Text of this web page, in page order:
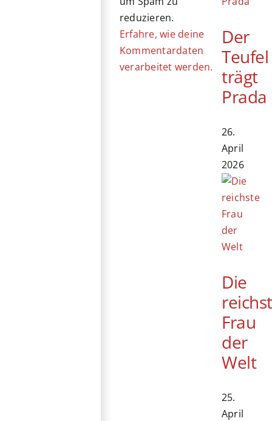
reduzieren.
Erfahre, wie deine
Kommentardaten
verarbeitet werden.
Der
Teufel
trägt
Prada
26.
April
2026
Die
Frau
der
Welt
25.
April